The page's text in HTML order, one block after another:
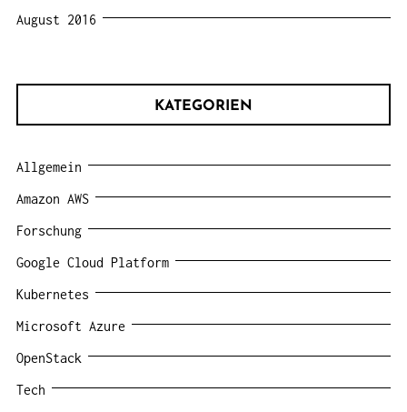
August 2016
KATEGORIEN
Allgemein
Amazon AWS
Forschung
Google Cloud Platform
Kubernetes
Microsoft Azure
OpenStack
Tech